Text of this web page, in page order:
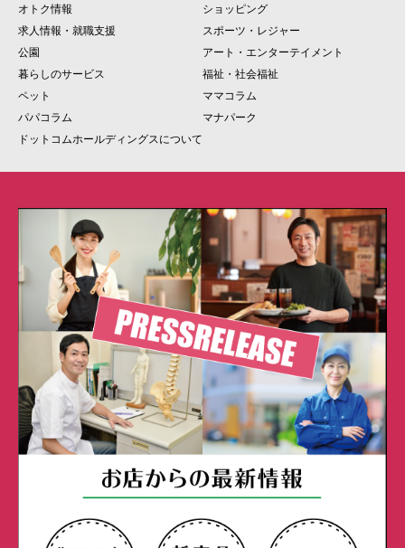
オトク情報
ショッピング
求人情報・就職支援
スポーツ・レジャー
公園
アート・エンターテイメント
暮らしのサービス
福祉・社会福祉
ペット
ママコラム
パパコラム
マナパーク
ドットコムホールディングスについて